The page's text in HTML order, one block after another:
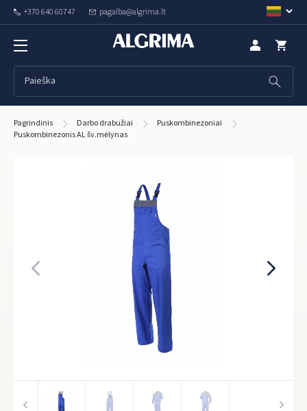
+370 640 60747 pagalba@algrima.lt
Pagrindinis Darbo drabužiai
Puskombinezoniai
Puskombinezonis AL šv.mėlynas